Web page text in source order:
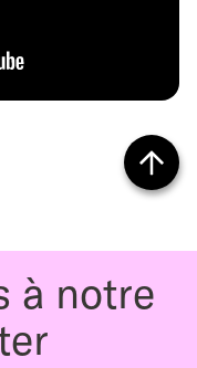
le
haut
à notre